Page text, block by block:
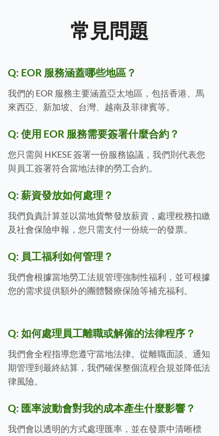
常見問題
Q: EOR 服務涵蓋哪些地區？
我們的 EOR 服務主要涵蓋亞太地區，包括香港、馬
來西亞、新加坡、台灣、越南及菲律賓等。
Q:使用 EOR 服務需要簽署什麼合約？
您只需與 HKESE 簽署一份服務協議，我們則代表您
與員工簽署符合當地法律的勞工合約。
Q: 薪資發放如何處理？
我們負責計算並以當地貨幣發放薪資，處理稅務扣繳
及社會保險申報，您只需支付一份統一的發票。
Q: 員工福利如何管理？
我們會根據當地勞工法規管理強制性福利，並可根據
您的需求提供額外的團體醫療保險等補充福利。
Q: 如何處理員工離職或解僱的法律程序？
我們會全程指導您遵守當地法律。從離職面談、通知
期管理到最終結算，我們確保整個流程合規並降低法
律風險。
Q: 匯率波動會對我的成本產生什麼影響？
我們會以透明的方式處理匯率，並在發票中清晰標